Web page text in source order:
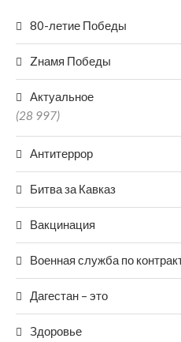
80-летие Победы
Zнамя Победы
Актуальное
(28 997)
Антитеррор
Битва за Кавказ
Вакцинация
Военная служба по
Дагестан – это
Здоровье